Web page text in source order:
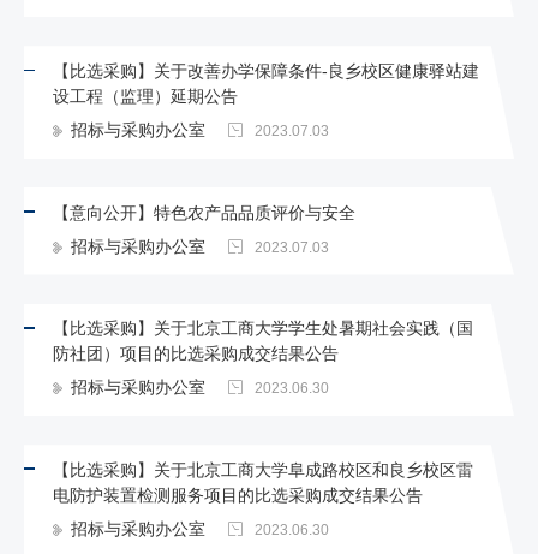
【比选采购】关于改善办学保障条件-良乡校区健康驿站建
设工程（监理）延期公告
招标与采购办公室
2023.07.03
【意向公开】特色农产品品质评价与安全
招标与采购办公室
2023.07.03
【比选采购】关于北京工商大学学生处暑期社会实践（国
防社团）项目的比选采购成交结果公告
招标与采购办公室
2023.06.30
【比选采购】关于北京工商大学阜成路校区和良乡校区雷
电防护装置检测服务项目的比选采购成交结果公告
招标与采购办公室
2023.06.30